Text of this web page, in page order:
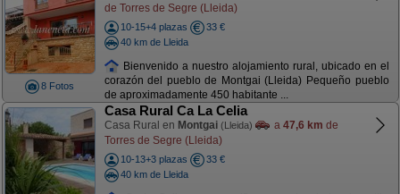
8 Fotos
de Torres de Segre (Lleida)
10-15+4 plazas
33 €
40 km de Lleida
Bienvenido a nuestro alojamiento rural, ubicado en el
corazón del pueblo de Montgai (Lleida) Pequeño pueblo
de aproximadamente 450 habitante ...
Casa Rural Ca La Celia
Casa Rural en Montgai (Lleida) a 47,6 km de
Torres de Segre (Lleida)
10-13+3 plazas
33 €
40 km de Lleida